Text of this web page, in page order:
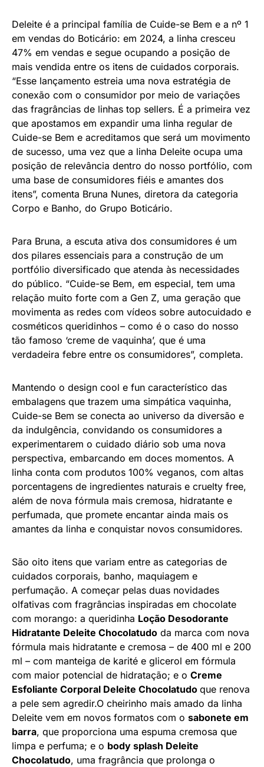
Deleite é a principal família de Cuide-se Bem e a nº 1
em vendas do Boticário: em 2024, a linha cresceu
47% em vendas e segue ocupando a posição de
mais vendida entre os itens de cuidados corporais.
“Esse lançamento estreia uma nova estratégia de
conexão com o consumidor por meio de variações
das fragrâncias de linhas top sellers. É a primeira vez
que apostamos em expandir uma linha regular de
Cuide-se Bem e acreditamos que será um movimento
de sucesso, uma vez que a linha Deleite ocupa uma
posição de relevância dentro do nosso portfólio, com
uma base de consumidores fiéis e amantes dos
itens”, comenta Bruna Nunes, diretora da categoria
Corpo e Banho, do Grupo Boticário.
Para Bruna, a escuta ativa dos consumidores é um
dos pilares essenciais para a construção de um
portfólio diversificado que atenda às necessidades
do público. “Cuide-se Bem, em especial, tem uma
relação muito forte com a Gen Z, uma geração que
movimenta as redes com vídeos sobre autocuidado e
cosméticos queridinhos – como é o caso do nosso
tão famoso ‘creme de vaquinha’, que é uma
verdadeira febre entre os consumidores”, completa.
Mantendo o design cool e fun característico das
embalagens que trazem uma simpática vaquinha,
Cuide-se Bem se conecta ao universo da diversão e
da indulgência, convidando os consumidores a
experimentarem o cuidado diário sob uma nova
perspectiva, embarcando em doces momentos. A
linha conta com produtos 100% veganos, com altas
porcentagens de ingredientes naturais e cruelty free,
além de nova fórmula mais cremosa, hidratante e
perfumada, que promete encantar ainda mais os
amantes da linha e conquistar novos consumidores.
São oito itens que variam entre as categorias de
cuidados corporais, banho, maquiagem e
perfumação. A começar pelas duas novidades
olfativas com fragrâncias inspiradas em chocolate
com morango: a queridinha Loção Desodorante
Hidratante Deleite Chocolatudo da marca com nova
fórmula mais hidratante e cremosa – de 400 ml e 200
ml – com manteiga de karité e glicerol em fórmula
com maior potencial de hidratação; e o Creme
Esfoliante Corporal Deleite Chocolatudo que renova
a pele sem agredir.O cheirinho mais amado da linha
Deleite vem em novos formatos com o sabonete em
barra, que proporciona uma espuma cremosa que
limpa e perfuma; e o body splash Deleite
Chocolatudo, uma fragrância que prolonga o